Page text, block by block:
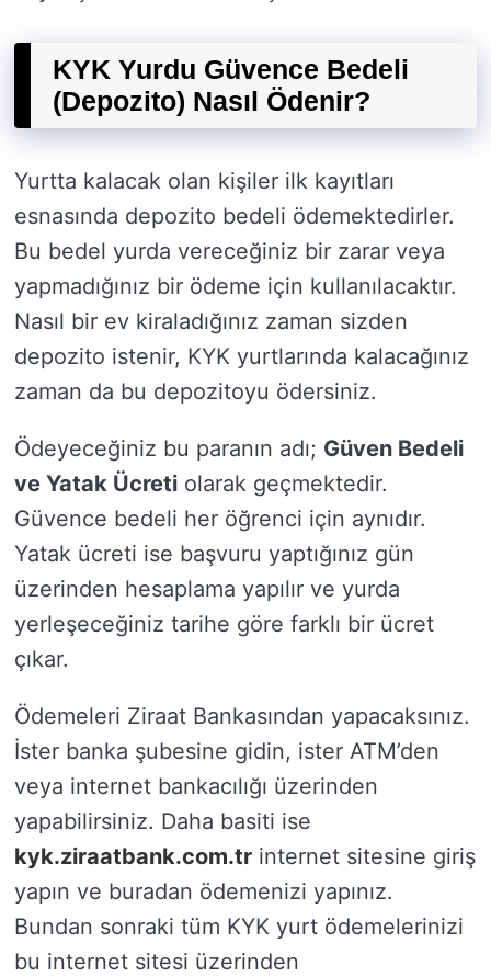
KYK Yurdu Güvence Bedeli
(Depozito) Nasıl Ödenir?
Yurtta kalacak olan kişiler ilk kayıtları
esnasında depozito bedeli ödemektedirler.
Bu bedel yurda vereceğiniz bir zarar veya
yapmadığınız bir ödeme için kullanılacaktır.
Nasıl bir ev kiraladığınız zaman sizden
depozito istenir, KYK yurtlarında kalacağınız
zaman da bu depozitoyu ödersiniz.
Ödeyeceğiniz bu paranın adı; Güven Bedeli
ve Yatak Ücreti olarak geçmektedir.
Güvence bedeli her öğrenci için aynıdır.
Yatak ücreti ise başvuru yaptığınız gün
üzerinden hesaplama yapılır ve yurda
yerleşeceğiniz tarihe göre farklı bir ücret
çıkar.
Ödemeleri Ziraat Bankasından yapacaksınız.
İster banka şubesine gidin, ister ATM’den
veya internet bankacılığı üzerinden
yapabilirsiniz. Daha basiti ise
kyk.ziraatbank.com.tr internet sitesine giriş
yapın ve buradan ödemenizi yapınız.
Bundan sonraki tüm KYK yurt ödemelerinizi
bu internet sitesi üzerinden